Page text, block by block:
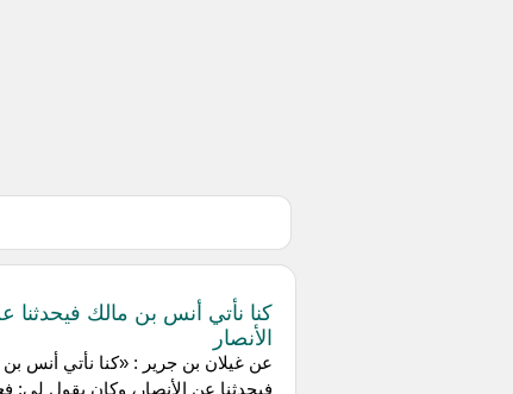
كنا نأتي أنس بن مالك فيحدثنا
الأنصار
عن غيلان بن جرير : «كنا نأتي أنس بن
فيحدثنا عن الأنصار، وكان يقول لي: